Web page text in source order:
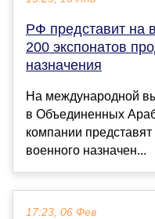
РФ представит на
200 экспонатов
назначения
На международной
в Объединенных
компании
военного назначен...
17:23, 06 Фев